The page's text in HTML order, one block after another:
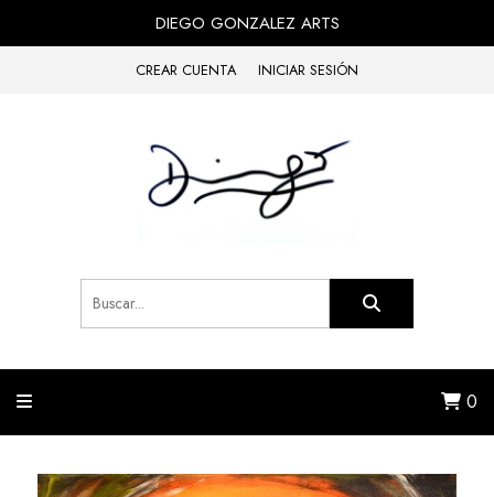
DIEGO GONZALEZ ARTS
CREAR CUENTA INICIAR SESIÓN
0